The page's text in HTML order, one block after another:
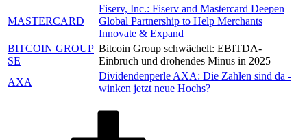
MASTERCARD
Fiserv, Inc.: Fiserv and Mastercard Deepen
Global Partnership to Help Merchants
Innovate & Expand
BITCOIN GROUP
SE
Bitcoin Group schwächelt: EBITDA-
Einbruch und drohendes Minus in 2025
AXA
Dividendenperle AXA: Die Zahlen sind da -
winken jetzt neue Hochs?